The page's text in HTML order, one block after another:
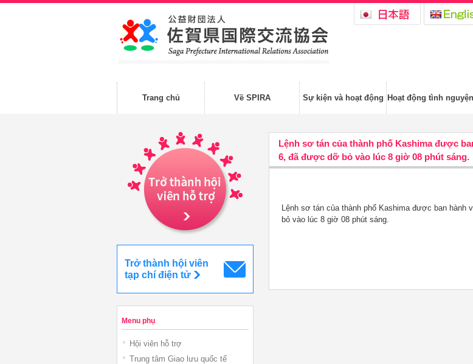
Trang chủ Về SPIRA Sự kiện và hoạt động Hoạt động tình nguyện
Lệnh sơ tán của thành phố Kashima được
6, đã được dỡ bỏ vào lúc 8 giờ 08 phút sáng.
Lệnh sơ tán của thành phố Kashima được ban
bỏ vào lúc 8 giờ 08 phút sáng.
Trở thành hội viên
tạp chí điện tử
Menu phụ
Hội viên hỗ trợ
Trung tâm Giao lưu quốc tế